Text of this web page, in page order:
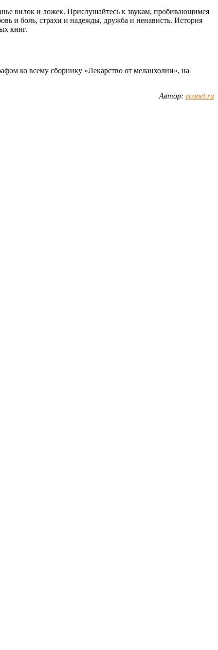
вилок и ложек. Прислушайтесь к звукам, пробивающимся
и боль, страхи и надежды, дружба и ненависть. История
книг.
ко всему сборнику «Лекарство от меланхолии», на
Автор: econet.ru